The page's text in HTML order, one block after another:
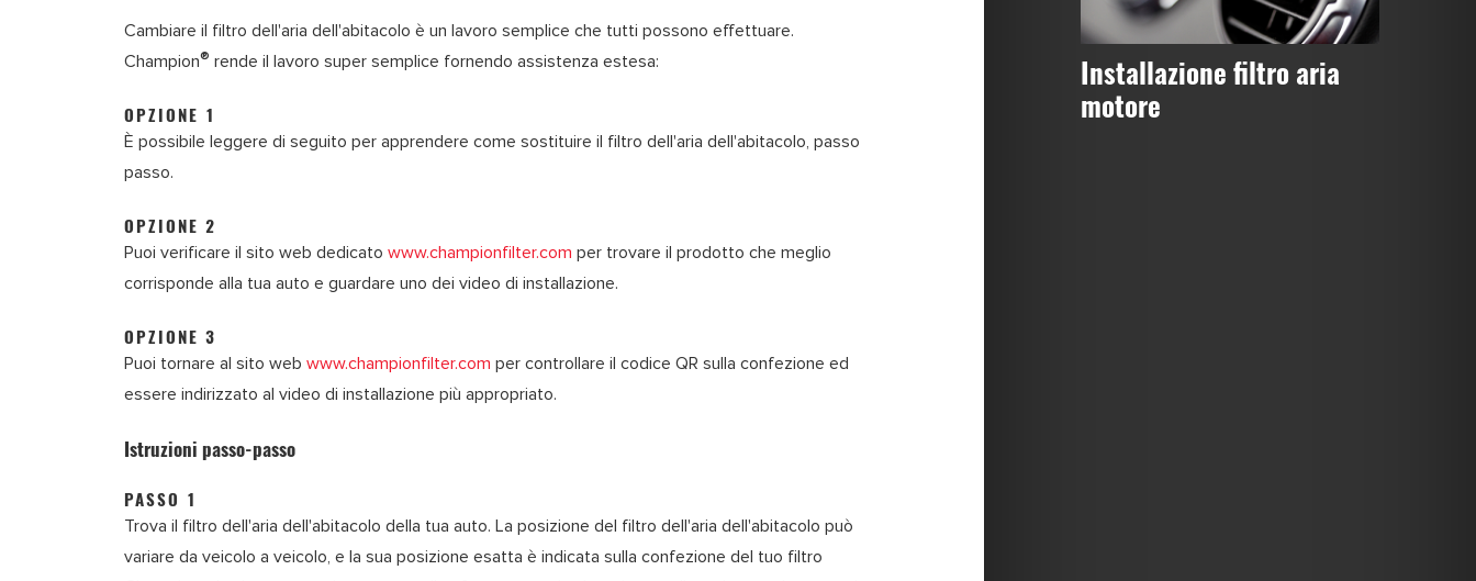
Cambiare il filtro dell'aria dell'abitacolo è un lavoro semplice che tutti possono effettuare.
Champion® rende il lavoro super semplice fornendo assistenza estesa:
OPZIONE 1
È possibile leggere di seguito per apprendere come sostituire il filtro dell'aria dell'abitacolo, passo
passo.
OPZIONE 2
Puoi verificare il sito web dedicato www.championfilter.com per trovare il prodotto che meglio
corrisponde alla tua auto e guardare uno dei video di installazione.
OPZIONE 3
Puoi tornare al sito web www.championfilter.com per controllare il codice QR sulla confezione ed
essere indirizzato al video di installazione più appropriato.
Istruzioni passo-passo
PASSO 1
Trova il filtro dell'aria dell'abitacolo della tua auto. La posizione del filtro dell'aria dell'abitacolo può
variare da veicolo a veicolo, e la sua posizione esatta è indicata sulla confezione del tuo filtro
Installazione filtro aria
motore